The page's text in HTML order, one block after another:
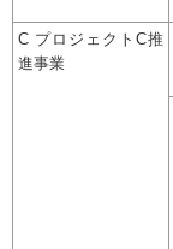
C プロジェクトC推
進事業